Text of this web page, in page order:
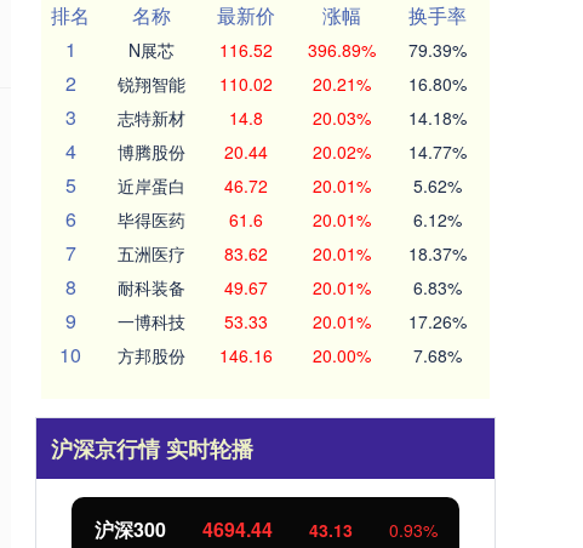
排名
名称 最新价 涨幅
换手率
1
N展芯 116.52 396.89% 79.39%
2 锐翔智能 110.02 20.21% 16.80%
3 志特新材 14.8 20.03% 14.18%
4 博腾股份 20.44 20.02% 14.77%
5 近岸蛋白 46.72 20.01% 5.62%
6 毕得医药 61.6 20.01% 6.12%
7 五洲医疗 83.62 20.01% 18.37%
8 耐科装备 49.67 20.01% 6.83%
9 一博科技 53.33 20.01% 17.26%
10 方邦股份 146.16 20.00% 7.68%
沪深京行情 实时轮播
北证50 1134.24 11.37 1.01%